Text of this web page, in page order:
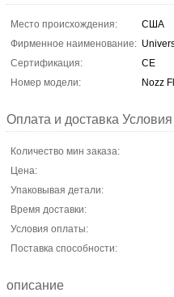
Место происхождения:
США
Фирменное наименование:
Сертификация:
CE
Номер модели:
Nozz
Оплата и доставка Условия
Количество мин заказа:
Цена:
Упаковывая детали:
Время доставки:
Условия оплаты:
Поставка способности:
описание